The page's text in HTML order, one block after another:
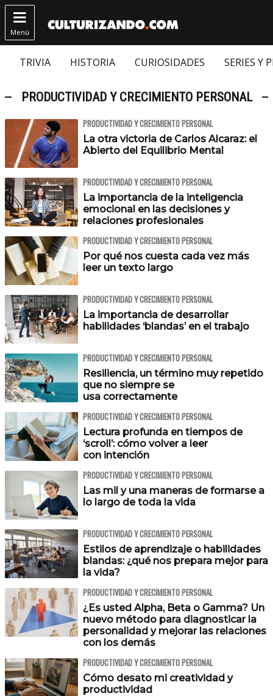

Menú
TRIVIA HISTORIA CURIOSIDADES SERIES Y
PRODUCTIVIDAD Y CRECIMIENTO PERSONAL
PRODUCTIVIDAD Y CRECIMIENTO PERSONAL
La otra victoria de Carlos Alcaraz: el
Abierto del Equilibrio Mental
PRODUCTIVIDAD Y CRECIMIENTO PERSONAL
La importancia de la inteligencia
emocional en las decisiones y
relaciones profesionales
PRODUCTIVIDAD Y CRECIMIENTO PERSONAL
Por qué nos cuesta cada vez más
leer un texto largo
PRODUCTIVIDAD Y CRECIMIENTO PERSONAL
La importancia de desarrollar
habilidades ‘blandas’ en el trabajo
PRODUCTIVIDAD Y CRECIMIENTO PERSONAL
Resiliencia, un término muy repetido
que no siempre se
usa correctamente
PRODUCTIVIDAD Y CRECIMIENTO PERSONAL
Lectura profunda en tiempos de
‘scroll’: cómo volver a leer
con intención
PRODUCTIVIDAD Y CRECIMIENTO PERSONAL
Las mil y una maneras de formarse a
lo largo de toda la vida
PRODUCTIVIDAD Y CRECIMIENTO PERSONAL
Estilos de aprendizaje o habilidades
blandas: ¿qué nos prepara mejor para
la vida?
PRODUCTIVIDAD Y CRECIMIENTO PERSONAL
¿Es usted Alpha, Beta o Gamma? Un
nuevo método para diagnosticar la
personalidad y mejorar las relaciones
con los demás
PRODUCTIVIDAD Y CRECIMIENTO PERSONAL
Cómo desato mi creatividad y
productividad